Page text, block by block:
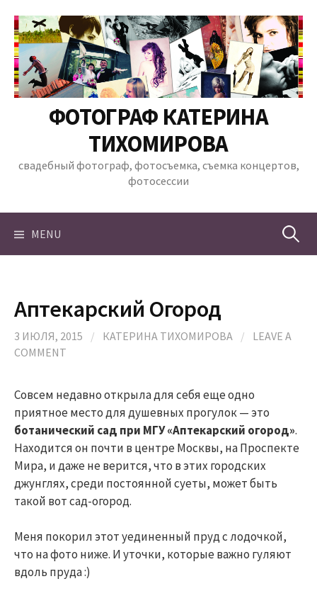
content
ФОТОГРАФ КАТЕРИНА
ТИХОМИРОВА
свадебный фотограф, фотосъемка, съемка концертов,
фотосессии
MENU Найти:
Аптекарский Огород
3 ИЮЛЯ, 2015 / КАТЕРИНА ТИХОМИРОВА /
LEAVE A
COMMENT
Совсем недавно открыла для себя еще одно
приятное место для душевных прогулок — это
ботанический сад при МГУ «Аптекарский огород».
Находится он почти в центре Москвы, на Проспекте
Мира, и даже не верится, что в этих городских
джунглях, среди постоянной суеты, может быть
такой вот сад-огород.
Меня покорил этот уединенный пруд с лодочкой,
что на фото ниже. И уточки, которые важно гуляют
вдоль пруда :)